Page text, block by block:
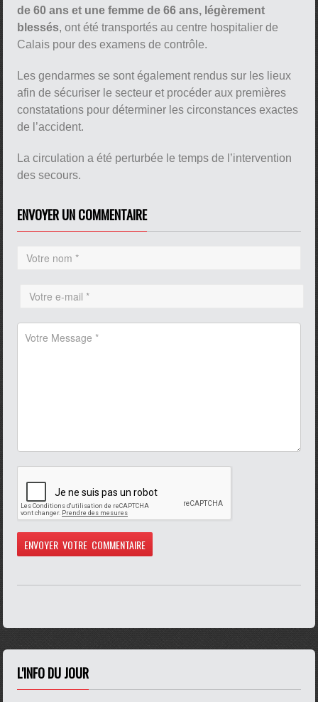
de 60 ans et une femme de 66 ans, légèrement
blessés, ont été transportés au centre hospitalier de
Calais pour des examens de contrôle.
Les gendarmes se sont également rendus sur les lieux
afin de sécuriser le secteur et procéder aux premières
constatations pour déterminer les circonstances exactes
de l’accident.
La circulation a été perturbée le temps de l’intervention
des secours.
ENVOYER UN COMMENTAIRE
L'INFO DU JOUR